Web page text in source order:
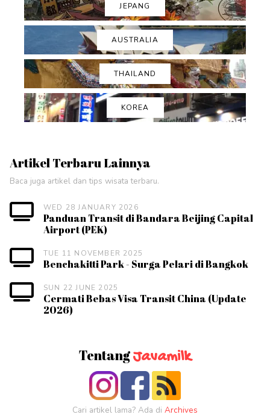
JEPANG
AUSTRALIA
THAILAND
KOREA
Artikel Terbaru Lainnya
Baca juga artikel dan tips wisata terbaru.
WED 28 JANUARY 2026
Panduan Transit di Bandara Beijing Capital
Airport (PEK)
TUE 11 NOVEMBER 2025
Benchakitti Park - Surga Pelari di Bangkok
SUN 22 JUNE 2025
Cermati Bebas Visa Transit China (Update
2026)
TentangJavamilk
Cari artikel lama? Ada di Archives